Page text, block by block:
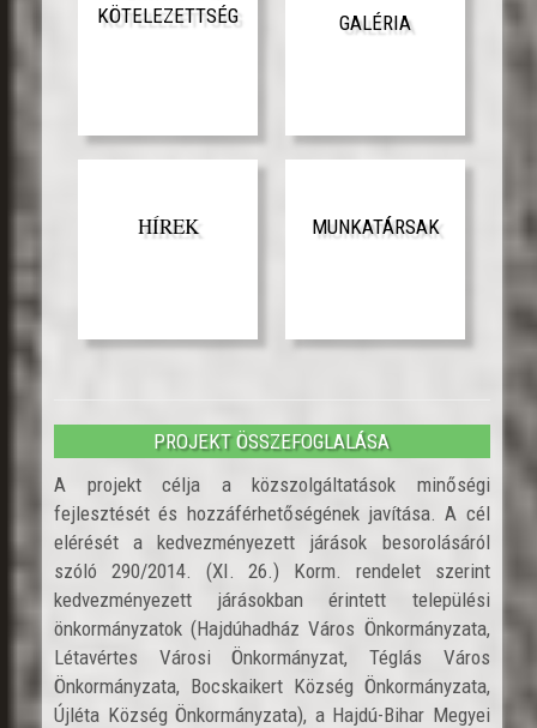
KÖTELEZETTSÉG
GALÉRIA
HÍREK MUNKATÁRSAK
PROJEKT ÖSSZEFOGLALÁSA
A projekt célja a közszolgáltatások minőségi
fejlesztését és hozzáférhetőségének javítása. A cél
elérését a kedvezményezett járások besorolásáról
szóló 290/2014. (XI. 26.) Korm. rendelet szerint
kedvezményezett járásokban érintett települési
önkormányzatok (Hajdúhadház Város Önkormányzata,
Létavértes Városi Önkormányzat, Téglás Város
Önkormányzata, Bocskaikert Község Önkormányzata,
Újléta Község Önkormányzata), a Hajdú-Bihar Megyei